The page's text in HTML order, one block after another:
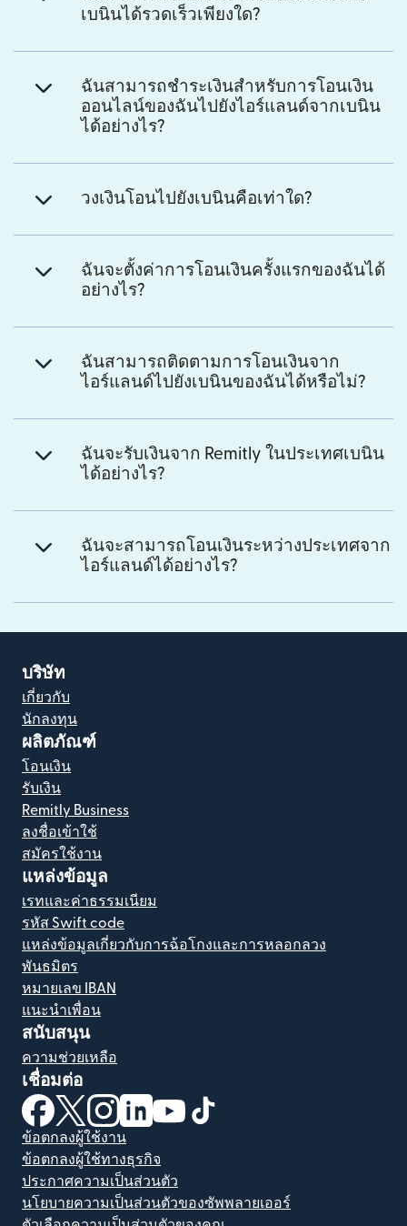
เบนินได้รวดเร็วเพียงใด?
ฉันสามารถชำระเงินสำหรับการโอนเงิน
ออนไลน์ของฉันไปยังไอร์แลนด์จากเบนิน
ได้อย่างไร?
วงเงินโอนไปยังเบนินคือเท่าใด?
ฉันจะตั้งค่าการโอนเงินครั้งแรกของฉันได้
อย่างไร?
ฉันสามารถติดตามการโอนเงินจาก
ไอร์แลนด์ไปยังเบนินของฉันได้หรือไม่?
ฉันจะรับเงินจาก Remitly ในประเทศเบนิน
ได้อย่างไร?
ฉันจะสามารถโอนเงินระหว่างประเทศจาก
ไอร์แลนด์ได้อย่างไร?
บริษัท
เกี่ยวกับ
นักลงทุน
ผลิตภัณฑ์
โอนเงิน
รับเงิน
Remitly Business
ลงชื่อเข้าใช้
สมัครใช้งาน
แหล่งข้อมูล
เรทและค่าธรรมเนียม
รหัส Swift code
แหล่งข้อมูลเกี่ยวกับการฉ้อโกงและการหลอกลวง
พันธมิตร
หมายเลข IBAN
แนะนำเพื่อน
สนับสนุน
ความช่วยเหลือ
เชื่อมต่อ
(เปิดในหน้าต่างใหม่)
(เปิดในหน้าต่างใหม่)
(เปิดในหน้าต่างใหม่)
(เปิดในหน้าต่างใหม่)
(เปิดในหน้าต่างใหม่)
ข้อตกลงผู้ใช้งาน
ข้อตกลงผู้ใช้ทางธุรกิจ
ประกาศความเป็นส่วนตัว
นโยบายความเป็นส่วนตัวของซัพพลายเออร์